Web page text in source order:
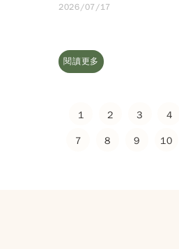
2026/07/17
閱讀更多
1 2 3 4
7 8 9 10